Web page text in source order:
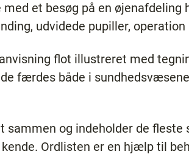
et besøg på en øjenafdeling
udvidede pupiller, operation
flot illustreret med
færdes både i
og indeholder de fleste
Ordlisten er en hjælp til